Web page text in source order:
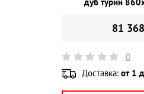
81
0
Доставка: от 1